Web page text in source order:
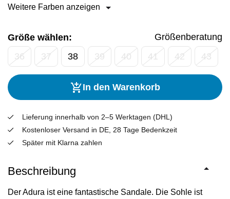
Weitere Farben anzeigen
Größe wählen:
Größenberatung
36
37 38 39 40 41 42 43
In den Warenkorb
Lieferung innerhalb von 2–5 Werktagen (DHL)
Kostenloser Versand in DE, 28 Tage Bedenkzeit
Später mit Klarna zahlen
Beschreibung
Der Adura ist eine fantastische Sandale. Die Sohle ist